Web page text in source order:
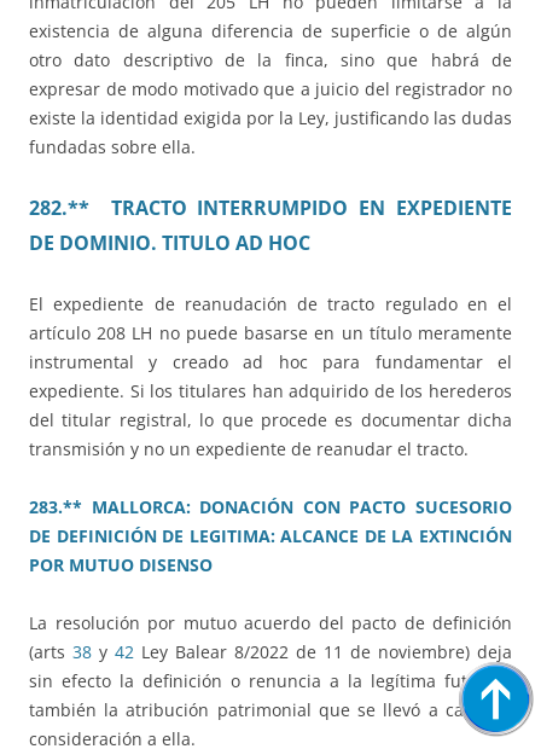
existencia de alguna diferencia de superficie o de algún
otro dato descriptivo de la finca, sino que habrá de
expresar de modo motivado que a juicio del registrador no
existe la identidad exigida por la Ley, justificando las dudas
fundadas sobre ella.
282.** TRACTO INTERRUMPIDO EN EXPEDIENTE
DE DOMINIO. TITULO AD HOC
El expediente de reanudación de tracto regulado en el
artículo 208 LH no puede basarse en un título meramente
instrumental y creado ad hoc para fundamentar el
expediente. Si los titulares han adquirido de los herederos
del titular registral, lo que procede es documentar dicha
transmisión y no un expediente de reanudar el tracto.
283.** MALLORCA: DONACIÓN CON PACTO SUCESORIO
DE DEFINICIÓN DE LEGITIMA: ALCANCE DE LA EXTINCIÓN
POR MUTUO DISENSO
La resolución por mutuo acuerdo del pacto de definición
(arts 38 y 42 Ley Balear 8/2022 de 11 de noviembre) deja
sin efecto la definición o renuncia a la legítima futura y
también la atribución patrimonial que se llevó a cabo en
consideración a ella.